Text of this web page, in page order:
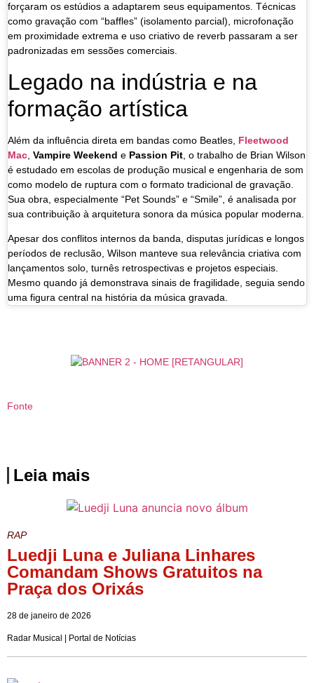
forçaram os estúdios a adaptarem seus equipamentos. Técnicas
como gravação com “baffles” (isolamento parcial), microfonação
em proximidade extrema e uso criativo de reverb passaram a ser
padronizadas em sessões comerciais.
Legado na indústria e na
formação artística
Além da influência direta em bandas como Beatles, Fleetwood
Mac Vampire Weekend e Passion Pit , o trabalho de Brian Wilson
é estudado em escolas de produção musical e engenharia de som
como modelo de ruptura com o formato tradicional de gravação.
Sua obra, especialmente “Pet Sounds” e “Smile”, é analisada por
sua contribuição à arquitetura sonora da música popular moderna.
Apesar dos conflitos internos da banda, disputas jurídicas e longos
períodos de reclusão, Wilson manteve sua relevância criativa com
lançamentos solo, turnês retrospectivas e projetos especiais.
Mesmo quando já demonstrava sinais de fragilidade, seguia sendo
uma figura central na história da música gravada.
Fonte
Leia mais
RAP
Luedji Luna e Juliana Linhares
Comandam Shows Gratuitos na
Praça dos Orixás
28 de janeiro de 2026
Radar Musical | Portal de Notícias